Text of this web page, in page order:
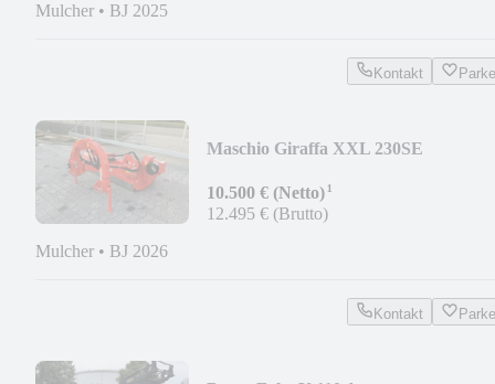
Mulcher • BJ 2025
Kontakt
Maschio Giraffa XXL 230SE
10.500 € (Netto)¹
12.495 € (Brutto)
Mulcher • BJ 2026
Kontakt